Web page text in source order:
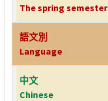
The spring
語文別
Language
中文
Chinese